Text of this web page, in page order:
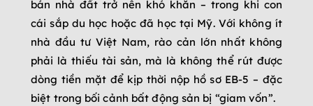
bán nhà đất trở nên khó khăn – trong khi con
cái sắp du học hoặc đã học tại Mỹ. Với không ít
nhà đầu tư Việt Nam, rào cản lớn nhất không
phải là thiếu tài sản, mà là không thể rút được
dòng tiền mặt để kịp thời nộp hồ sơ EB-5 – đặc
biệt trong bối cảnh bất động sản bị “giam vốn”.